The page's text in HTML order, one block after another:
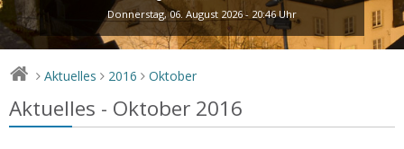
Donnerstag, 06. August 2026 - 20:46 Uhr
> Aktuelles > 2016 > Oktober
Aktuelles - Oktober 2016